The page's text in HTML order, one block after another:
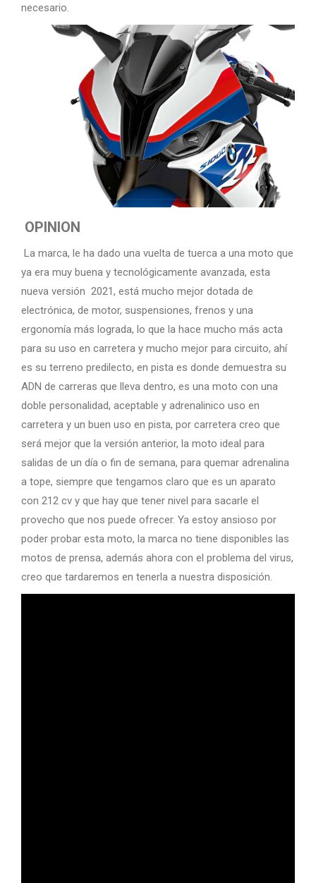
necesario.
OPINION
La marca, le ha dado una vuelta de tuerca a una moto que
ya era muy buena y tecnológicamente avanzada, esta
nueva versión 2021, está mucho mejor dotada de
electrónica, de motor, suspensiones, frenos y una
ergonomía más lograda, lo que la hace mucho más acta
para su uso en carretera y mucho mejor para circuito, ahí
es su terreno predilecto, en pista es donde demuestra su
ADN de carreras que lleva dentro, es una moto con una
doble personalidad, aceptable y adrenalinico uso en
carretera y un buen uso en pista, por carretera creo que
será mejor que la versión anterior, la moto ideal para
salidas de un día o fin de semana, para quemar adrenalina
a tope, siempre que tengamos claro que es un aparato
con 212 cv y que hay que tener nivel para sacarle el
provecho que nos puede ofrecer. Ya estoy ansioso por
poder probar esta moto, la marca no tiene disponibles las
motos de prensa, además ahora con el problema del virus,
creo que tardaremos en tenerla a nuestra disposición.